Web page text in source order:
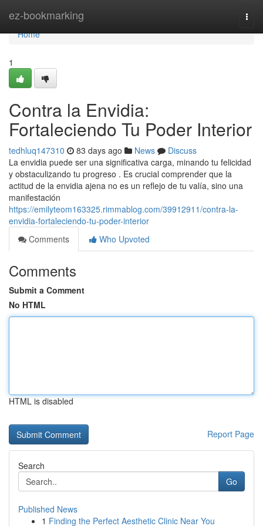
ez-bookmarking
Home
Home
1
Contra la Envidia:
Fortaleciendo Tu Poder Interior
tedhluq147310 83 days ago News
Discuss
La envidia puede ser una significativa carga, minando tu felicidad
y obstaculizando tu progreso . Es crucial comprender que la
actitud de la envidia ajena no es un reflejo de tu valía, sino una
manifestación
https://emilyteom163325.rimmablog.com/39912911/contra-la-
envidia-fortaleciendo-tu-poder-interior
Comments
Who Upvoted
Comments
Submit a Comment
No HTML
HTML is disabled
Report Page
Search
Go
Published News
1 Finding the Perfect Aesthetic Clinic Near You